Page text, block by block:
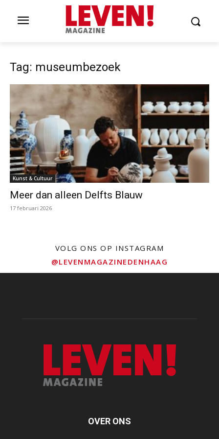
Tag: museumbezoek
Kunst & Cultuur
Meer dan alleen Delfts Blauw
17 februari 2026
VOLG ONS OP INSTAGRAM
@LEVENMAGAZINEDENHAAG
OVER ONS